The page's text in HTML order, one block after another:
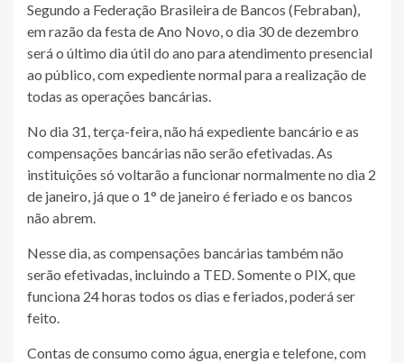
Segundo a Federação Brasileira de Bancos (Febraban),
em razão da festa de Ano Novo, o dia 30 de dezembro
será o último dia útil do ano para atendimento presencial
ao público, com expediente normal para a realização de
todas as operações bancárias.
No dia 31, terça-feira, não há expediente bancário e as
compensações bancárias não serão efetivadas. As
instituições só voltarão a funcionar normalmente no dia 2
de janeiro, já que o 1° de janeiro é feriado e os bancos
não abrem.
Nesse dia, as compensações bancárias também não
serão efetivadas, incluindo a TED. Somente o PIX, que
funciona 24 horas todos os dias e feriados, poderá ser
feito.
Contas de consumo como água, energia e telefone, com